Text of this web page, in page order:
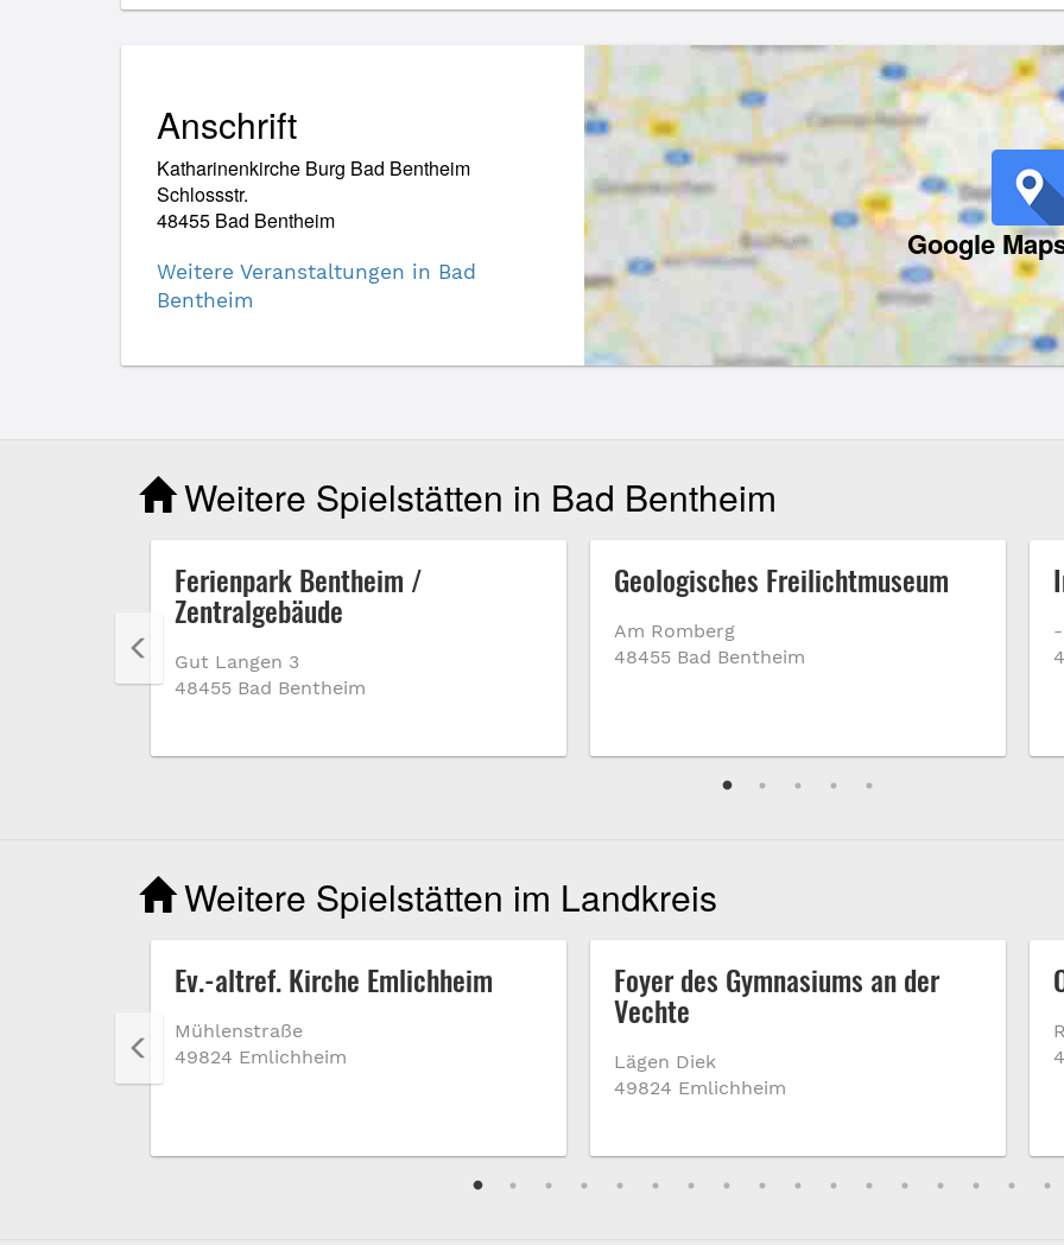
Anschrift
Katharinenkirche Burg Bad Bentheim
Schlossstr.
48455 Bad Bentheim
Weitere Veranstaltungen in Bad
Bentheim
Google
Weitere Spielstätten in Bad Bentheim
Ferienpark Bentheim /
Zentralgebäude
Gut Langen 3
48455 Bad Bentheim
Geologisches Freilichtmuseum
Am Romberg
48455 Bad Bentheim
Weitere Spielstätten im Landkreis
Ev.-altref. Kirche Emlichheim
Mühlenstraße
49824 Emlichheim
Foyer des Gymnasiums an der
Vechte
Lägen Diek
49824 Emlichheim